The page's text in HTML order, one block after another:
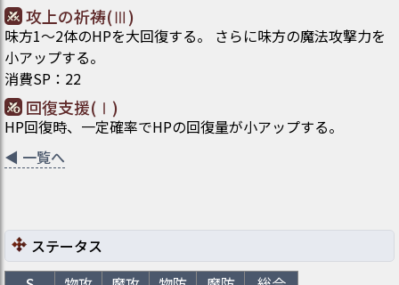
攻上の祈祷(Ⅲ)
味方1～2体のHPを大回復する。 さらに味方の魔法攻撃力を
小アップする。
消費SP ： 22
回復支援(Ⅰ)
HP回復時、一定確率でHPの回復量が小アップする。
◀ 一覧へ
ステータス